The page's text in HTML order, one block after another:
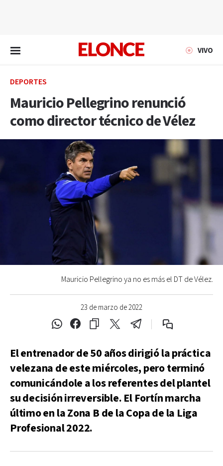
VIVO
DEPORTES
Mauricio Pellegrino renunció
como director técnico de Vélez
23 de marzo de 2022
Mauricio Pellegrino ya no es más el DT de Vélez.
El entrenador de 50 años dirigió la práctica
velezana de este miércoles, pero terminó
comunicándole a los referentes del plantel
su decisión irreversible. El Fortín marcha
último en la Zona B de la Copa de la Liga
Profesional 2022.